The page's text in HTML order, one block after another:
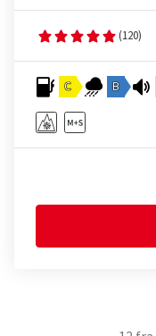
(120)
C B